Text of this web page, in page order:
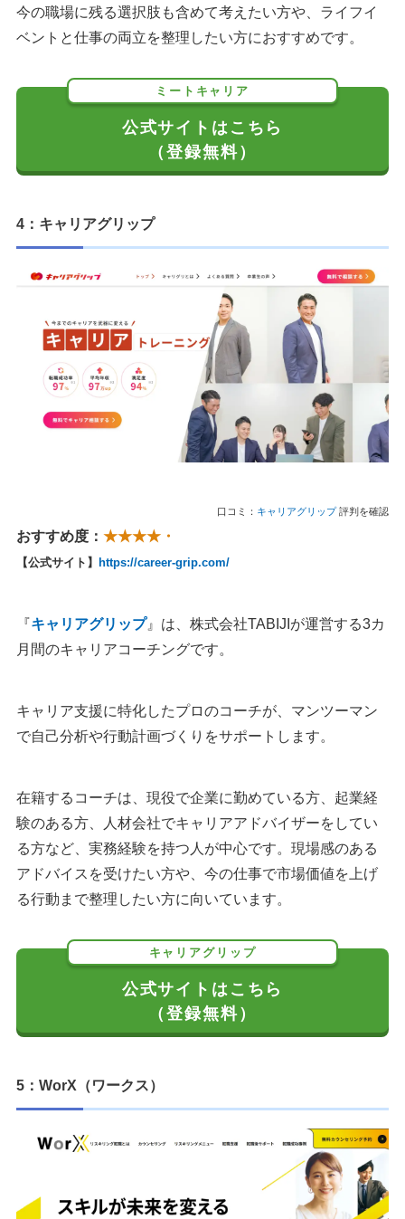
今の職場に残る選択肢も含めて考えたい方や、ライフイ
ベントと仕事の両立を整理したい方におすすめです。
ミートキャリア
公式サイトはこちら
（登録無料）
4：キャリアグリップ
口コミ： キャリアグリップ評判を確認
おすすめ度： ★★★★・
【公式サイト】 https://career-grip.com/
『キャリアグリップ』は、株式会社TABIJIが運営する3カ
月間のキャリアコーチングです。
キャリア支援に特化したプロのコーチが、マンツーマン
で自己分析や行動計画づくりをサポートします。
在籍するコーチは、現役で企業に勤めている方、起業経
験のある方、人材会社でキャリアアドバイザーをしてい
る方など、実務経験を持つ人が中心です。現場感のある
アドバイスを受けたい方や、今の仕事で市場価値を上げ
る行動まで整理したい方に向いています。
キャリアグリップ
公式サイトはこちら
（登録無料）
5：WorX（ワークス）